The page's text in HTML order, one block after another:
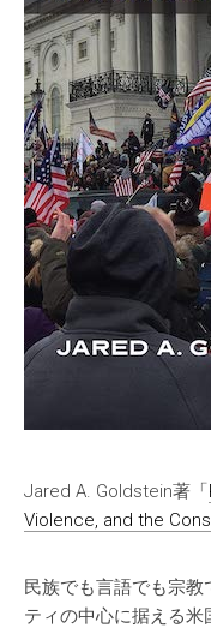
Jared A. Goldstein著「
Violence, and the
民族でも言語でも宗教
ティの中心に据える